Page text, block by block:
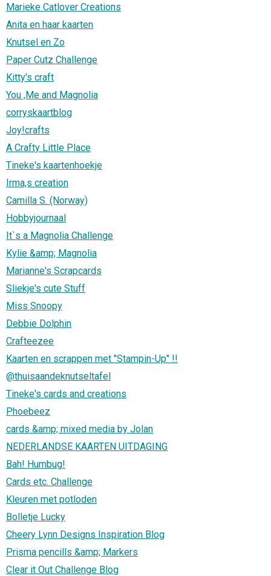
Marieke Catlover Creations
Anita en haar kaarten
Knutsel en Zo
Paper Cutz Challenge
Kitty's craft
You ,Me and Magnolia
corryskaartblog
Joy!crafts
A Crafty Little Place
Tineke's kaartenhoekje
Irma,s creation
Camilla S. (Norway)
Hobbyjournaal
It`s a Magnolia Challenge
Kylie &amp; Magnolia
Marianne's Scrapcards
Sliekje's cute Stuff
Miss Snoopy
Debbie Dolphin
Crafteezee
Kaarten en scrappen met "Stampin-Up" !!
@thuisaandeknutseltafel
Tineke's cards and creations
Phoebeez
cards &amp; mixed media by Jolan
NEDERLANDSE KAARTEN UITDAGING
Bah! Humbug!
Cards etc. Challenge
Kleuren met potloden
Bolletje Lucky
Cheery Lynn Designs Inspiration Blog
Prisma pencills &amp; Markers
Clear it Out Challenge Blog